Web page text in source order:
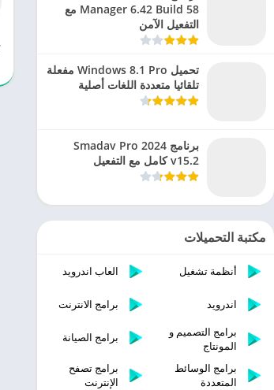
Manager 6.42 Build 58 مع
التفعيل الآمن
تحميل Windows 8.1 Pro مفعلة
تلقائيا متعددة اللغات أصلية
برنامج Smadav Pro 2024
v15.2 كامل مع التفعيل
مكتبة التحميلات
أنظمة تشغيل العاب اندرويد
اندرويد
برامج الانترنت
برامج التصميم و
المونتاج
برامج الصيانة
برامج الوسائط
المتعددة
برامج تصفح
الإنترنت